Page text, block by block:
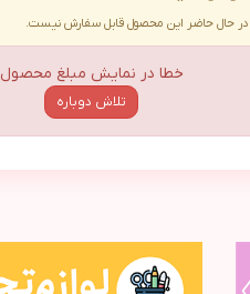
در حال حاضر این محصول قابل سفارش نیست.
خطا در نمایش مبلغ محصول
تلاش دوباره